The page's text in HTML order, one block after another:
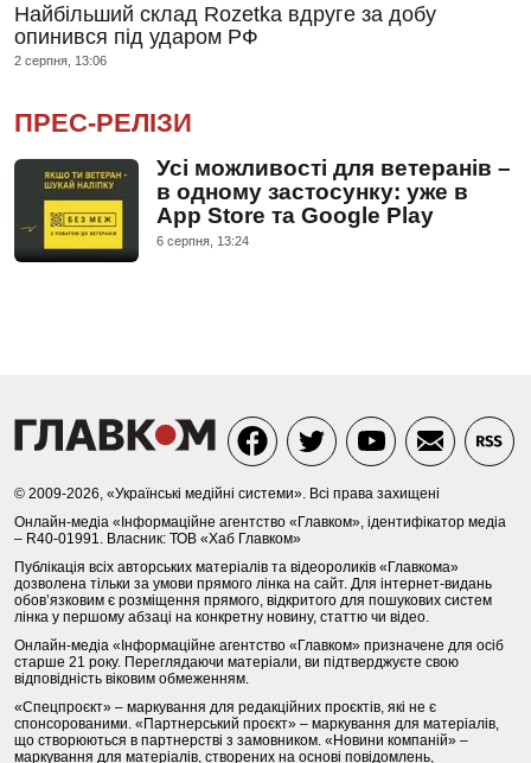
Найбільший склад Rozetka вдруге за добу
опинився під ударом РФ
2 серпня, 13:06
ПРЕС-РЕЛІЗИ
Усі можливості для ветеранів –
в одному застосунку: уже в
App Store та Google Play
6 серпня, 13:24
© 2009-2026, «Українські медійні системи». Всі права захищені
Онлайн-медіа «Інформаційне агентство «Главком», ідентифікатор медіа
– R40-01991. Власник: ТОВ «Хаб Главком»
Публікація всіх авторських матеріалів та відеороликів «Главкома»
дозволена тільки за умови прямого лінка на сайт. Для інтернет-видань
обов’язковим є розміщення прямого, відкритого для пошукових систем
лінка у першому абзаці на конкретну новину, статтю чи відео.
Онлайн-медіа «Інформаційне агентство «Главком» призначене для осіб
старше 21 року. Переглядаючи матеріали, ви підтверджуєте свою
відповідність віковим обмеженням.
«Спецпроєкт» – маркування для редакційних проєктів, які не є
спонсорованими. «Партнерський проєкт» – маркування для матеріалів,
що створюються в партнерстві з замовником. «Новини компаній» –
маркування для матеріалів, створених на основі повідомлень,